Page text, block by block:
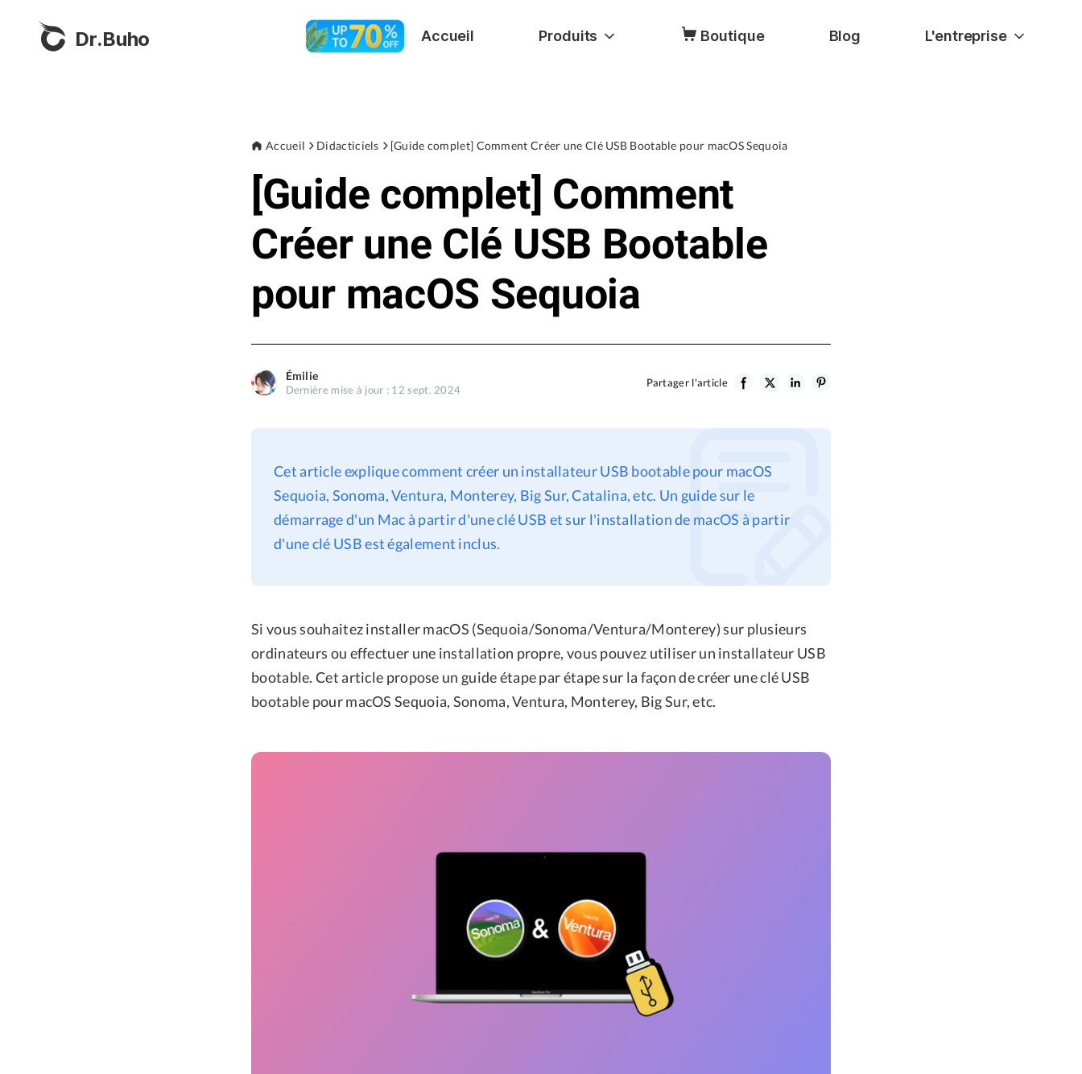
Dr.Buho Accueil Produits Boutique Blog L'entreprise
Accueil Didacticiels [Guide complet] Comment Créer une Clé USB Bootable pour macOS Sequoia
[Guide complet] Comment
Créer une Clé USB Bootable
pour macOS Sequoia
Émilie
Dernière mise à jour : 12 sept. 2024
Partager l'article
Cet article explique comment créer un installateur USB bootable pour macOS
Sequoia, Sonoma, Ventura, Monterey, Big Sur, Catalina, etc. Un guide sur le
démarrage d'un Mac à partir d'une clé USB et sur l'installation de macOS à partir
d'une clé USB est également inclus.
Si vous souhaitez installer macOS (Sequoia/Sonoma/Ventura/Monterey) sur plusieurs
ordinateurs ou effectuer une installation propre, vous pouvez utiliser un installateur USB
bootable. Cet article propose un guide étape par étape sur la façon de créer une clé USB
bootable pour macOS Sequoia, Sonoma, Ventura, Monterey, Big Sur, etc.